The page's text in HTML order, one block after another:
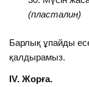
(пласталин)
Барлық ұпайды
қалдырамыз.
ІV. Жорға.